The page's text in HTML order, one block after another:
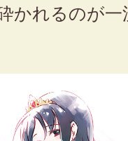
かれるのが